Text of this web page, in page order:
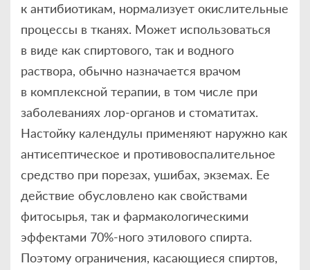
к антибиотикам, нормализует окислительные
процессы в тканях. Может использоваться
в виде как спиртового, так и водного
раствора, обычно назначается врачом
в комплексной терапии, в том числе при
заболеваниях лор-органов и стоматитах.
Настойку календулы применяют наружно как
антисептическое и противовоспалительное
средство при порезах, ушибах, экземах. Ее
действие обусловлено как свойствами
фитосырья, так и фармакологическими
эффектами 70%-ного этилового спирта.
Поэтому ограничения, касающиеся спиртов,